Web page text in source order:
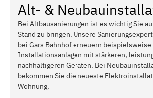
Alt- &
Bei Altbausanierungen ist es wichtig Sie
Stand zu bringen. Unsere
bei Gars Bahnhof erneuern beispielsweise
Installationsanlagen mit stärkeren,
nachhaltigeren Geräten. Bei
bekommen Sie die neueste
Wohnung.